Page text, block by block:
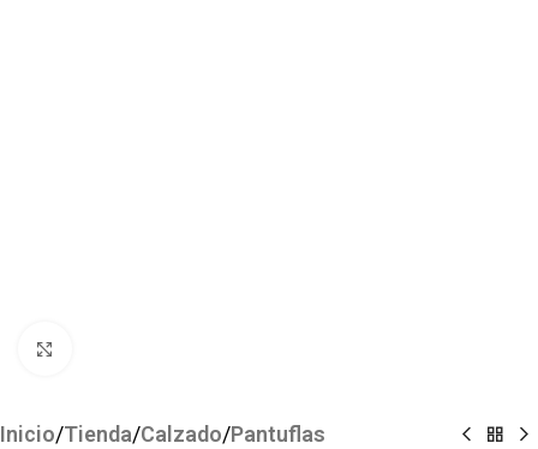
Inicio/Tienda/Calzado/Pantuflas